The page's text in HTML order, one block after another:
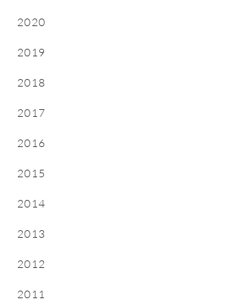
2020
2019
2018
2017
2016
2015
2014
2013
2012
2011